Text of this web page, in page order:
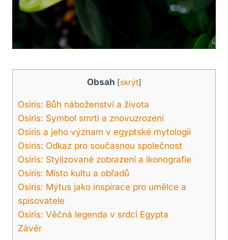
Obsah [skrýt]
Osiris: Bůh náboženství a života
Osiris: Symbol smrti a znovuzrození
Osiris a jeho význam v egyptské mytologii
Osiris: Odkaz pro současnou společnost
Osiris: Stylizované zobrazení a ikonografie
Osiris: Místo kultu a obřadů
Osiris: Mýtus jako inspirace pro umělce a
spisovatele
Osiris: Věčná legenda v srdci Egypta
Závěr